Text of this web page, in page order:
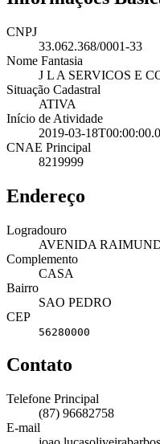
CNPJ
33.062.368/0001-33
Nome Fantasia
J L A SERVICOS E
Situação Cadastral
ATIVA
Início de Atividade
2019-03-
CNAE Principal
8219999
Endereço
Logradouro
AVENIDA
Complemento
CASA
Bairro
SAO PEDRO
CEP
56280000
Contato
Telefone Principal
(87) 96682758
E-mail